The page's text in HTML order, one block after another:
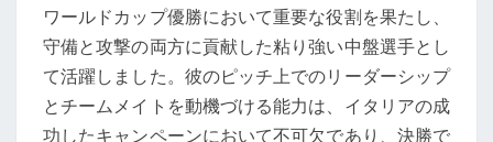
ワールドカップ優勝において重要な役割を果たし、
守備と攻撃の両方に貢献した粘り強い中盤選手とし
て活躍しました。彼のピッチ上でのリーダーシップ
とチームメイトを動機づける能力は、イタリアの成
功したキャンペーンにおいて不可欠であり、決勝で